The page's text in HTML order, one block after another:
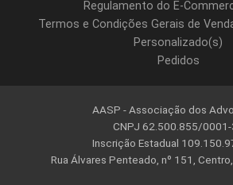
Regulamento do E-
Termos e Condições Gerais de
Personalizado(s)
Pedidos
AASP - Associação dos
CNPJ 62.500.855/
Inscrição Estadual
Rua Álvares Penteado, nº 151,